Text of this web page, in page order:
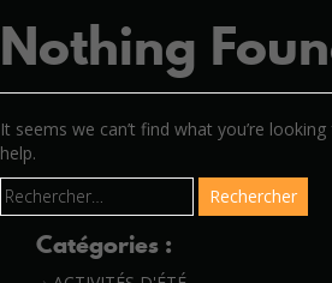
Nothing
It seems we can’t find what you’re
help.
Rechercher :
Catégories :